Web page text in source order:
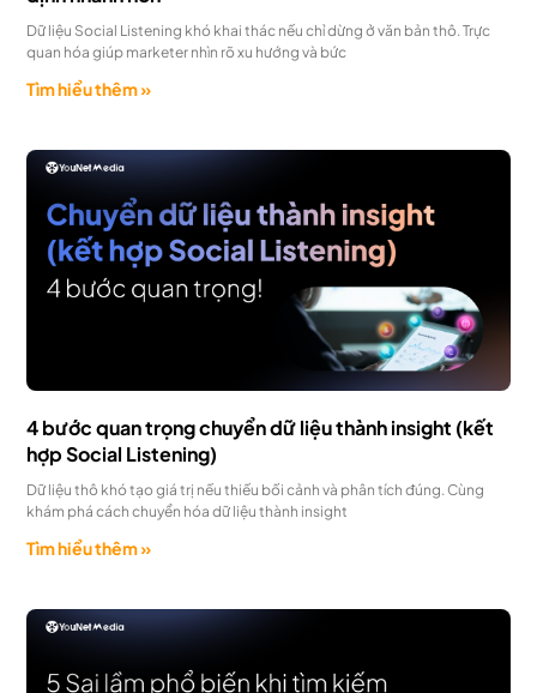
Dữ liệu Social Listening khó khai thác nếu chỉ dừng ở văn bản thô. Trực
quan hóa giúp marketer nhìn rõ xu hướng và bức
Tìm hiểu thêm »
4 bước quan trọng chuyển dữ liệu thành insight (kết
hợp Social Listening)
Dữ liệu thô khó tạo giá trị nếu thiếu bối cảnh và phân tích đúng. Cùng
khám phá cách chuyển hóa dữ liệu thành insight
Tìm hiểu thêm »